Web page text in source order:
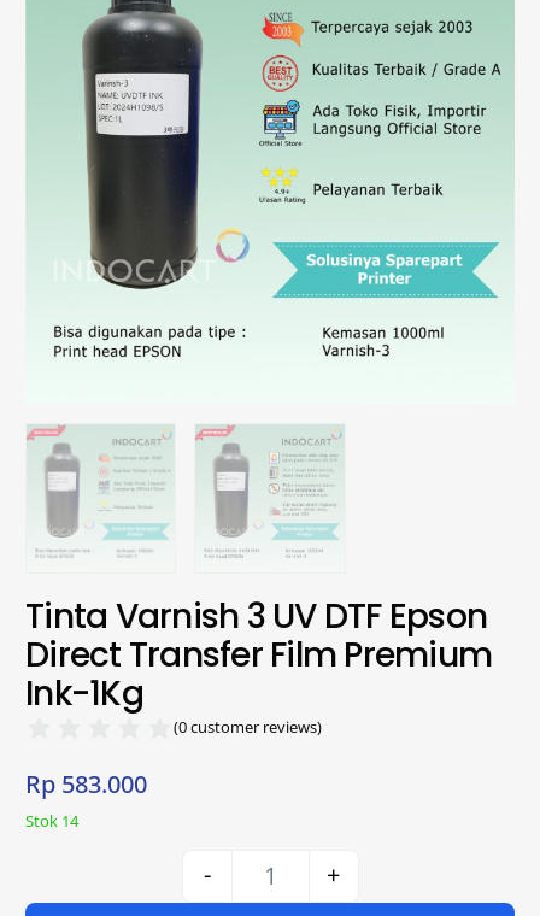
Tinta Varnish 3 UV DTF Epson
Direct Transfer Film Premium
Ink-1Kg
(0customer reviews)
Rp 583.000
Stok 14
- +